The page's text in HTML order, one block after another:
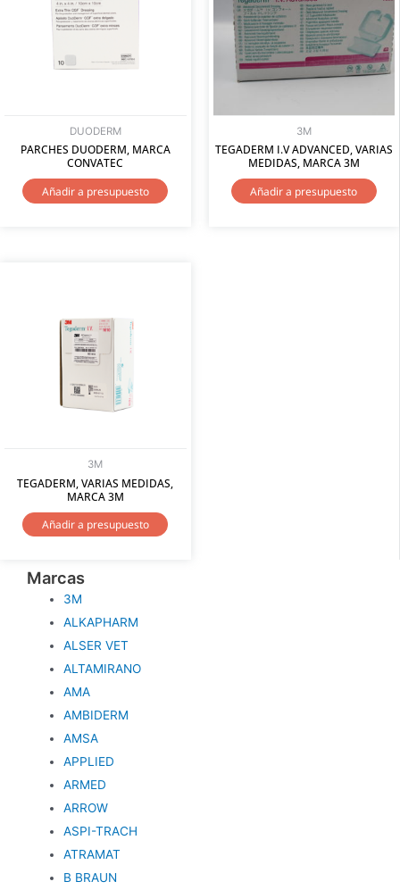
DUODERM
PARCHES DUODERM, MARCA
CONVATEC
Añadir a presupuesto
3M
TEGADERM I.V ADVANCED, VARIAS
MEDIDAS, MARCA 3M
Añadir a presupuesto
3M
TEGADERM, VARIAS MEDIDAS,
MARCA 3M
Añadir a presupuesto
Marcas
3M
ALKAPHARM
ALSER VET
ALTAMIRANO
AMA
AMBIDERM
AMSA
APPLIED
ARMED
ARROW
ASPI-TRACH
ATRAMAT
B BRAUN